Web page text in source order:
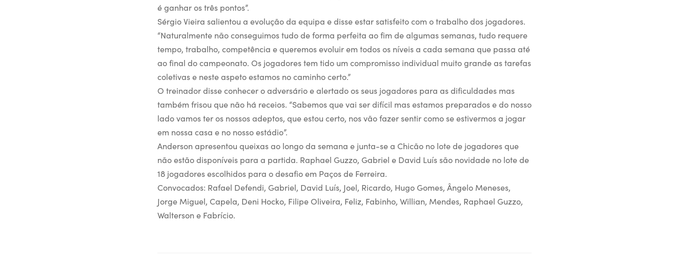
é ganhar os três pontos”.
Sérgio Vieira salientou a evolução da equipa e disse estar satisfeito com o trabalho dos jogadores.
“Naturalmente não conseguimos tudo de forma perfeita ao fim de algumas semanas, tudo requere
tempo, trabalho, competência e queremos evoluir em todos os níveis a cada semana que passa até
ao final do campeonato. Os jogadores tem tido um compromisso individual muito grande as tarefas
coletivas e neste aspeto estamos no caminho certo.”
O treinador disse conhecer o adversário e alertado os seus jogadores para as dificuldades mas
também frisou que não há receios. “Sabemos que vai ser difícil mas estamos preparados e do nosso
lado vamos ter os nossos adeptos, que estou certo, nos vão fazer sentir como se estivermos a jogar
em nossa casa e no nosso estádio”.
Anderson apresentou queixas ao longo da semana e junta-se a Chicão no lote de jogadores que
não estão disponíveis para a partida. Raphael Guzzo, Gabriel e David Luís são novidade no lote de
18 jogadores escolhidos para o desafio em Paços de Ferreira.
Convocados: Rafael Defendi, Gabriel, David Luís, Joel, Ricardo, Hugo Gomes, Ângelo Meneses,
Jorge Miguel, Capela, Deni Hocko, Filipe Oliveira, Feliz, Fabinho, Willian, Mendes, Raphael Guzzo,
Walterson e Fabrício.